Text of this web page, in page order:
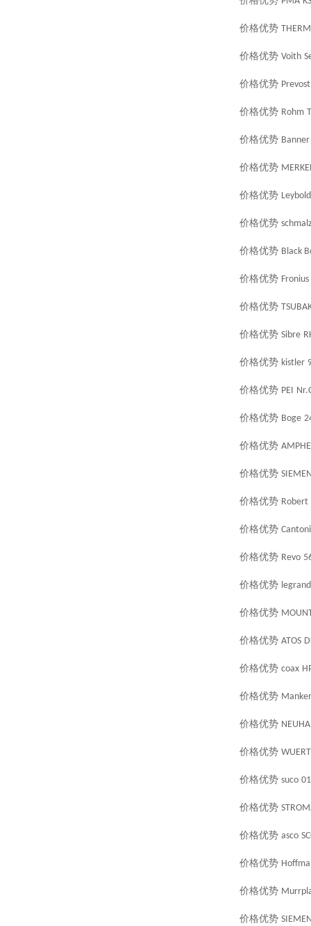
价格优势
价格优势 Voith
价格优势 Prevost
价格优势 Rohm
价格优势 Banner
价格优势
价格优势 Leybold
价格优势
价格优势 Black
价格优势 Fronius
价格优势
价格优势 Sibre
价格优势 kistler
价格优势 PEI
价格优势 Boge
价格优势
价格优势
价格优势 Robert
价格优势 Cantoni
价格优势 Revo
价格优势 legrand
价格优势
价格优势 ATOS
价格优势 coax
价格优势
价格优势
价格优势
价格优势 suco
价格优势
价格优势 asco
价格优势
价格优势
价格优势